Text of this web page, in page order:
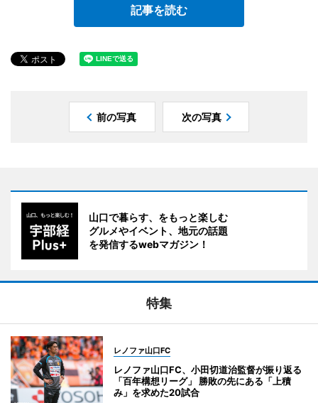
記事を読む
前の写真 次の写真
山口で暮らす、をもっと楽しむ
グルメやイベント、地元の話題
を発信するwebマガジン！
特集
レノファ山口FC
レノファ山口FC、小田切道治監督が振り返る
「百年構想リーグ」 勝敗の先にある「上積
み」を求めた20試合